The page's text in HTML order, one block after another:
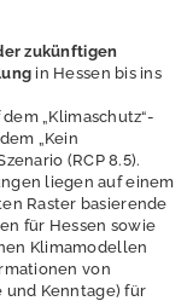
zukünftigen
in Hessen bis ins
„Klimaschutz“-
„Kein
(RCP 8.5).
liegen auf einem
Raster basierende
für Hessen sowie
Klimamodellen
von
Kenntage) für